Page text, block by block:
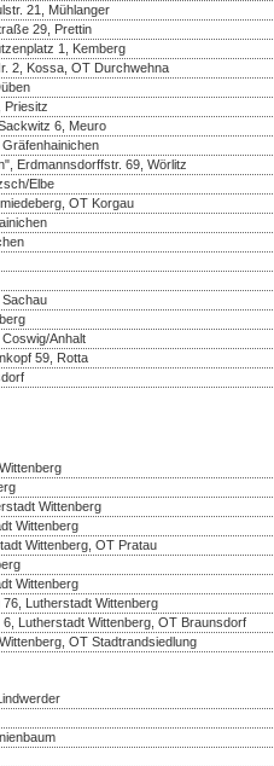
21, Mühlanger
29, Prettin
1, Kemberg
2, Kossa, OT Durchwehna
Priesitz
6, Meuro
Erdmannsdorffstr. 69, Wörlitz
Elbe
OT Korgau
Anhalt
59, Rotta
Wittenberg
Wittenberg
Wittenberg, OT Pratau
Wittenberg
Lutherstadt Wittenberg
Lutherstadt Wittenberg, OT Braunsdorf
OT Stadtrandsiedlung